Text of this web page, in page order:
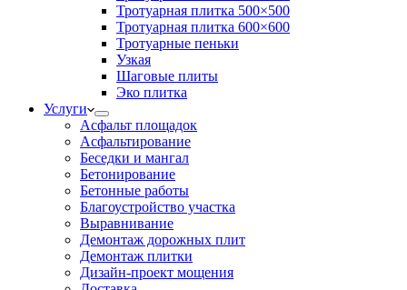
Тротуарная плитка 500×500
Тротуарная плитка 600×600
Тротуарные пеньки
Узкая
Шаговые плиты
Эко плитка
Услуги
Асфальт площадок
Асфальтирование
Беседки и мангал
Бетонирование
Бетонные работы
Благоустройство участка
Выравнивание
Демонтаж дорожных плит
Демонтаж плитки
Дизайн-проект мощения